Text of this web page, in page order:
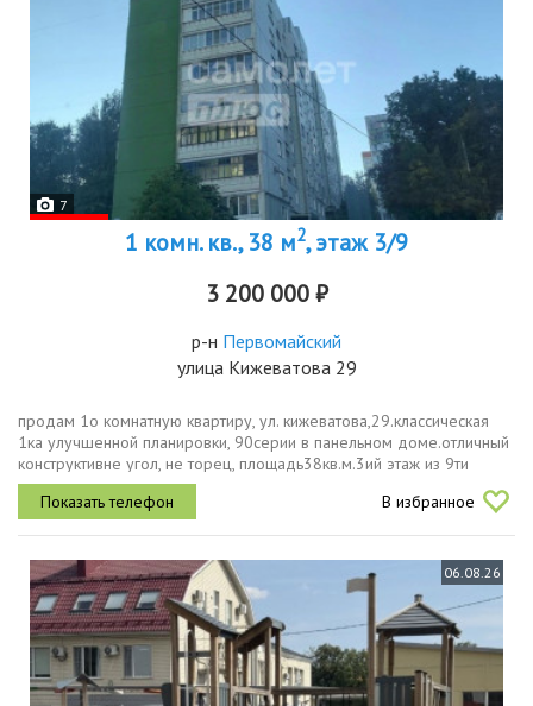
7
1 комн. кв., 38 м2, этаж 3/9
3 200 000 ₽
р-н Первомайский
улица Кижеватова 29
продам 1о комнатную квартиру, ул. кижеватова,29.классическая
1ка улучшенной планировки, 90серии в панельном доме.отличный
конструктивне угол, не торец, площадь38кв.м.3ий этаж из 9ти
панельного дома 1989гп.на этаже 4 квартиры, есть тамбур.потолки
2,...
В избранное
06.08.26